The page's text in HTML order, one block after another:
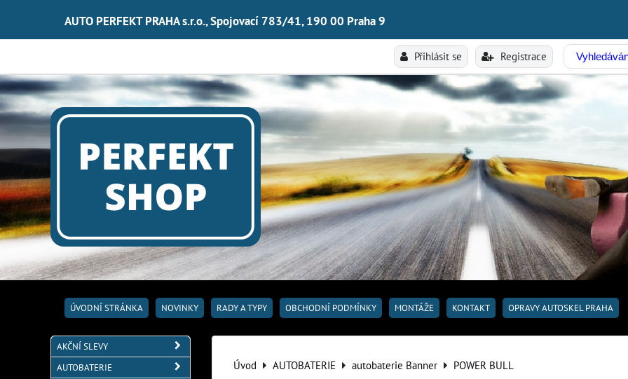
AUTO PERFEKT PRAHA s.r.o., Spojovací 783/41, 190 00 Praha 9
Přihlásit se Registrace
ÚVODNÍ STRÁNKA NOVINKY RADY A TYPY OBCHODNÍ PODMÍNKY MONTÁŽE KONTAKT OPRAVY AUTOSKEL PRAHA
Úvod AUTOBATERIE autobaterie Banner POWER BULL
AKČNÍ SLEVY
AUTOBATERIE